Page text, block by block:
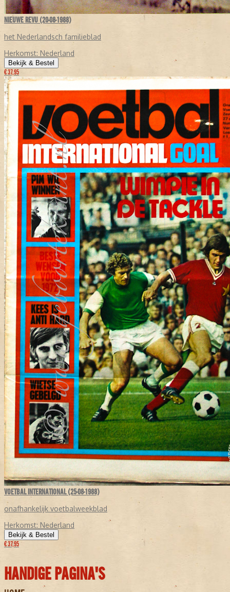
NIEUWE REVU (20-08-1988)
het Nederlandsch familieblad
Herkomst: Nederland
Bekijk & Bestel
€ 37,95
VOETBAL INTERNATIONAL (25-08-1988)
onafhankelijk voetbalweekblad
Herkomst: Nederland
Bekijk & Bestel
€ 37,95
HANDIGE PAGINA'S